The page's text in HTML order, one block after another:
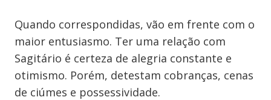
Quando correspondidas, vão em frente com o
maior entusiasmo. Ter uma relação com
Sagitário é certeza de alegria constante e
otimismo. Porém, detestam cobranças, cenas
de ciúmes e possessividade.